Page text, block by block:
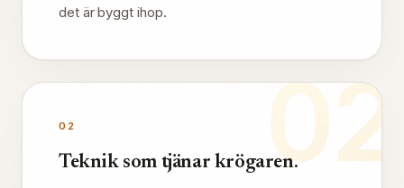
det är byggt ihop.
02
02
Teknik som tjänar krögaren.